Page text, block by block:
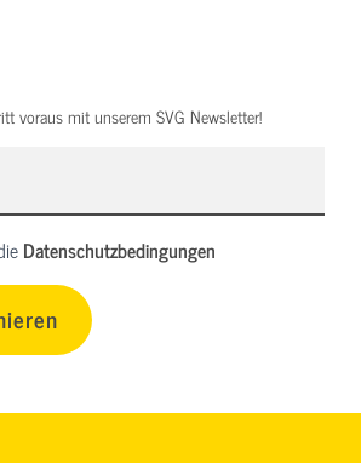
voraus mit unserem SVG Newsletter!
Datenschutzbedingungen